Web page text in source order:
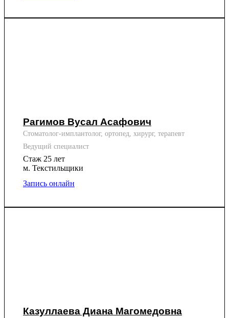
Рагимов Вусал Асафович
Стоматолог-имплантолог, ортопед, хирург, терапевт
Ведущий специалист
Стаж 25 лет
м. Текстильщики
Запись онлайн
Казуллаева Диана Магомедовна